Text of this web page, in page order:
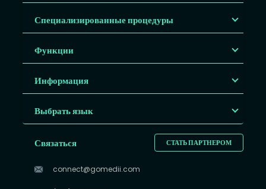
Специализированные процедуры
Функции
Информация
Выбрать язык
СТАТЬ ПАРТНЕРОМ
Связаться
connect@gomedii.com